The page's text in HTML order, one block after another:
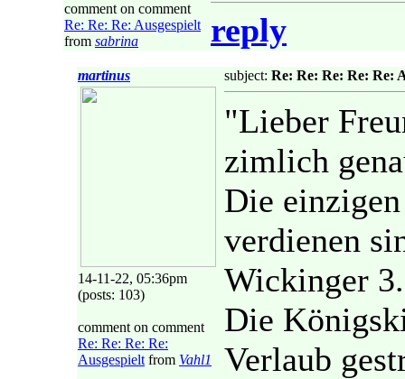
comment on comment
Re: Re: Re: Ausgespielt
from sabrina
reply
martinus
14-11-22, 05:36pm
(posts: 103)
comment on comment
Re: Re: Re: Re:
Ausgespielt from Vahl1
subject: Re: Re: Re: Re: Re:
"Lieber
zimlich
Die
verdienen
Wickinger
Die
Verlaub